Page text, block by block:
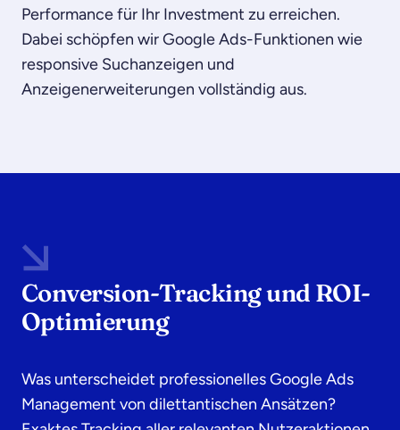
Performance für Ihr Investment zu erreichen.
Dabei schöpfen wir Google Ads-Funktionen wie
responsive Suchanzeigen und
Anzeigenerweiterungen vollständig aus.
Conversion-Tracking und ROI-
Optimierung
Was unterscheidet professionelles Google Ads
Management von dilettantischen Ansätzen?